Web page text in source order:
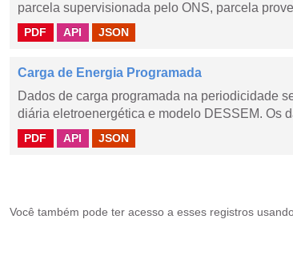
parcela supervisionada pelo ONS, parcela
PDF API JSON
Carga de Energia Programada
Dados de carga programada na periodicidade
diária eletroenergética e modelo DESSEM. Os
PDF API JSON
Você também pode ter acesso a esses registros